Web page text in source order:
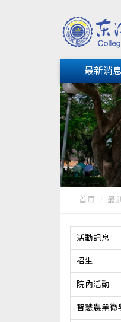
最新消息
首頁 最
活動訊息
招生
院內活動
智慧農業微